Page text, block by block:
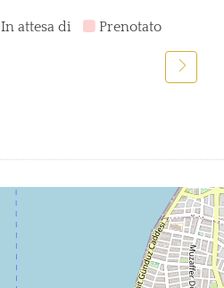
In attesa di Prenotato